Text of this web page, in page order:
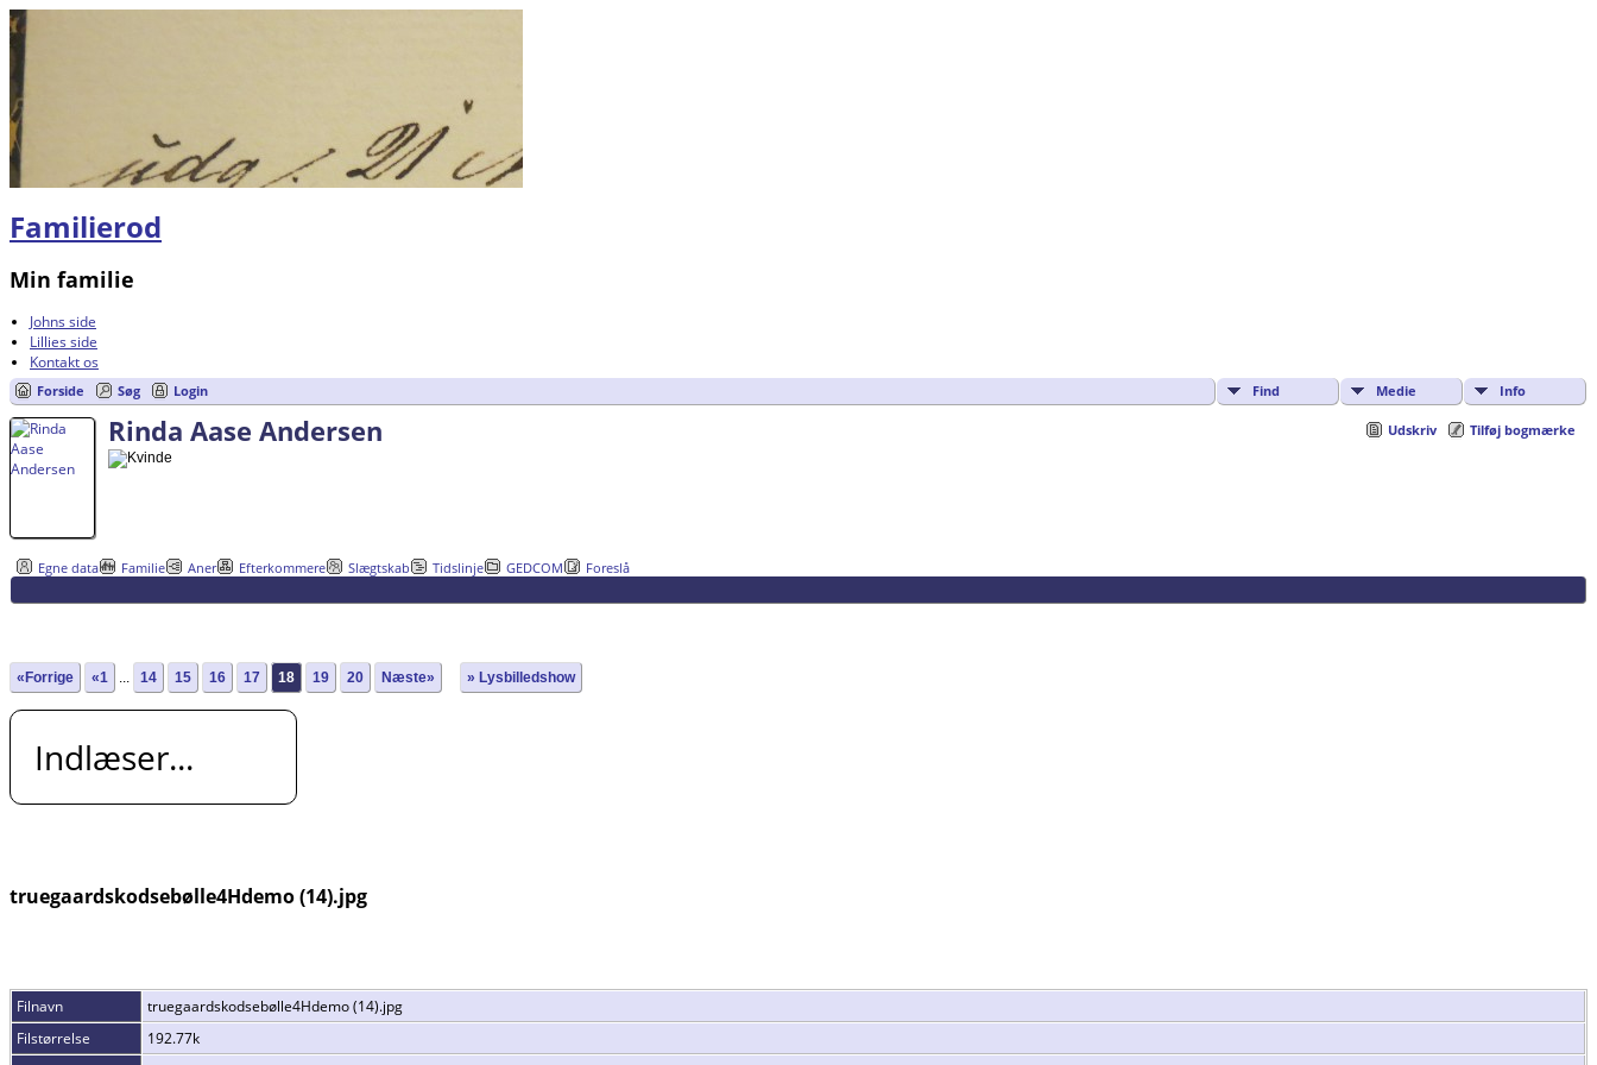
Familierod
Min familie
Johns side
Lillies side
Kontakt os
Forside Søg Login Find Medie Info
Udskriv Tilføj bogmærke
Rinda Aase Andersen
Egne data Familie Aner Efterkommere Slægtskab Tidslinje GEDCOM Foreslå
«Forrige «1 14 15 16 17 18 19 20 Næste» » Lysbilledshow
Indlæser...
truegaardskodsebølle4Hdemo (14).jpg
Filnavn
truegaardskodsebølle4Hdemo (14).jpg
Filstørrelse
192.77k